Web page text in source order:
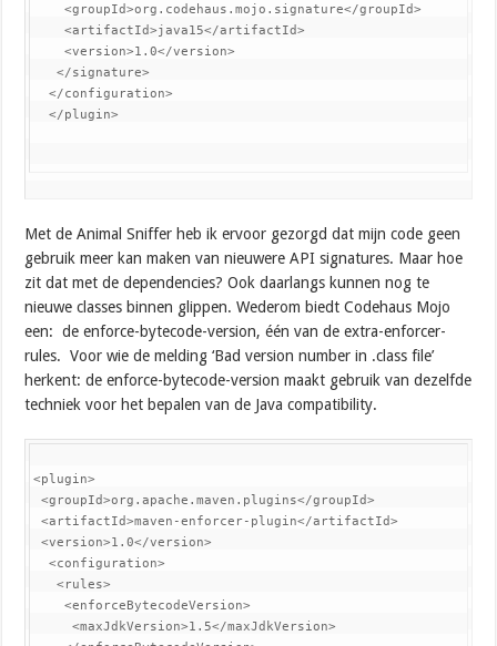
    <groupId>org.codehaus.mojo.signature</groupId>
    <artifactId>java15</artifactId>
    <version>1.0</version>
   </signature>
  </configuration>
  </plugin>
Met de Animal Sniffer heb ik ervoor gezorgd dat mijn code geen
gebruik meer kan maken van nieuwere API signatures. Maar hoe
zit dat met de dependencies? Ook daarlangs kunnen nog te
nieuwe classes binnen glippen. Wederom biedt Codehaus Mojo
een: de enforce-bytecode-version, één van de extra-enforcer-
rules. Voor wie de melding ‘Bad version number in .class file’
herkent: de enforce-bytecode-version maakt gebruik van dezelfde
techniek voor het bepalen van de Java compatibility.
<plugin>
<groupId>org.apache.maven.plugins</groupId>
<artifactId>maven-enforcer-plugin</artifactId>
<version>1.0</version>
  <configuration>
   <rules>
    <enforceBytecodeVersion>
     <maxJdkVersion>1.5</maxJdkVersion>